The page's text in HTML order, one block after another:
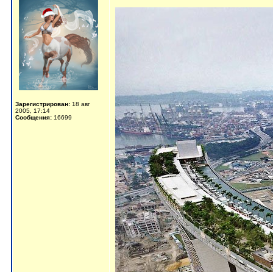
Зарегистрирован: 18 авг
2005, 17:14
Сообщения: 16699